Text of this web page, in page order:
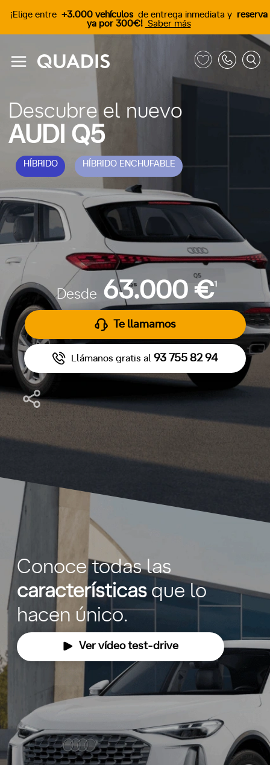
¡Elige entre +3.000 vehículos de entrega inmediata y reserva
ya por 300€! Saber más
Descubre el nuevo
AUDI Q5
HÍBRIDO HÍBRIDO ENCHUFABLE
Desde 63.000 €1
Te llamamos
Llámanos gratis al 93 755 82 94
Conoce todas las
característicasque lo
hacen único.
Ver vídeo test-drive